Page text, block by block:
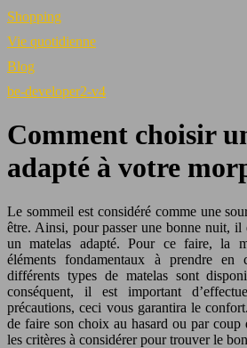
Shopping
Vie quotidienne
Blog
be-developer2-v4
Comment choisir
adapté à votre
Le sommeil est considéré comme une
être. Ainsi, pour passer une bonne nuit, il
un matelas adapté. Pour ce faire, la
éléments fondamentaux à prendre en
différents types de matelas sont
conséquent, il est important
précautions, ceci vous garantira le
de faire son choix au hasard ou par
les critères à considérer pour trouver le